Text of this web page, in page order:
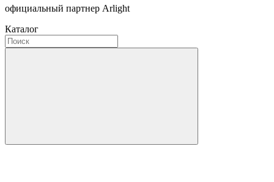
официальный партнер Arlight
Каталог